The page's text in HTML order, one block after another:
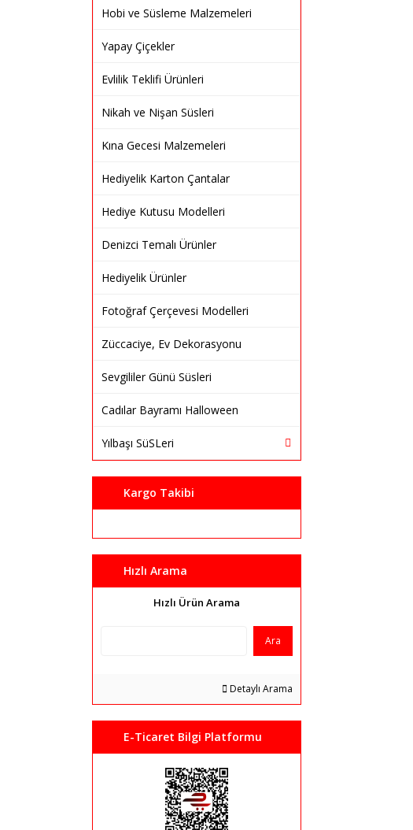
Hobi ve Süsleme Malzemeleri
Yapay Çiçekler
Evlilik Teklifi Ürünleri
Nikah ve Nişan Süsleri
Kına Gecesi Malzemeleri
Hediyelik Karton Çantalar
Hediye Kutusu Modelleri
Denizci Temalı Ürünler
Hediyelik Ürünler
Fotoğraf Çerçevesi Modelleri
Züccaciye, Ev Dekorasyonu
Sevgililer Günü Süsleri
Cadılar Bayramı Halloween
Yılbaşı SüSLeri
Kargo Takibi
Hızlı Arama
Hızlı Ürün Arama
Ara
Detaylı Arama
E-Ticaret Bilgi Platformu